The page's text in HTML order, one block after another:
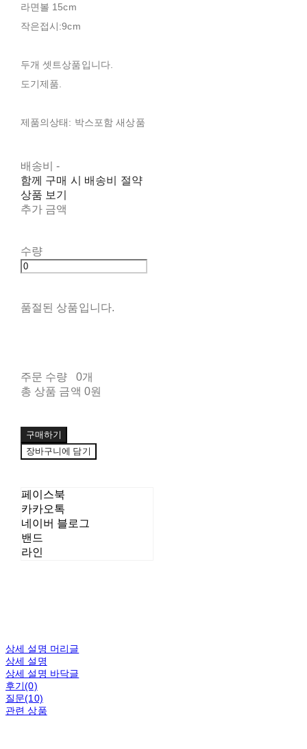
라면볼 15cm
작은접시:9cm
두개 셋트상품입니다.
도기제품.
제품의상태: 박스포함 새상품
배송비-
함께 구매 시 배송비 절약
상품 보기
추가 금액
수량
품절된 상품입니다.
주문 수량
0개
총 상품 금액 0원
구매하기
장바구니에 담기
페이스북
카카오톡
네이버 블로그
밴드
라인
상세 설명 머리글
상세 설명
상세 설명 바닥글
후기(0)
질문(10)
관련 상품